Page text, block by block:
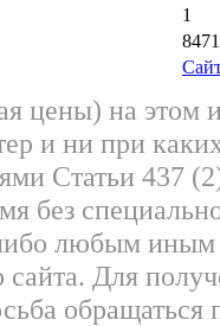
1
цены) на этом
и ни при
Статьи 437
без
любым
сайта. Для